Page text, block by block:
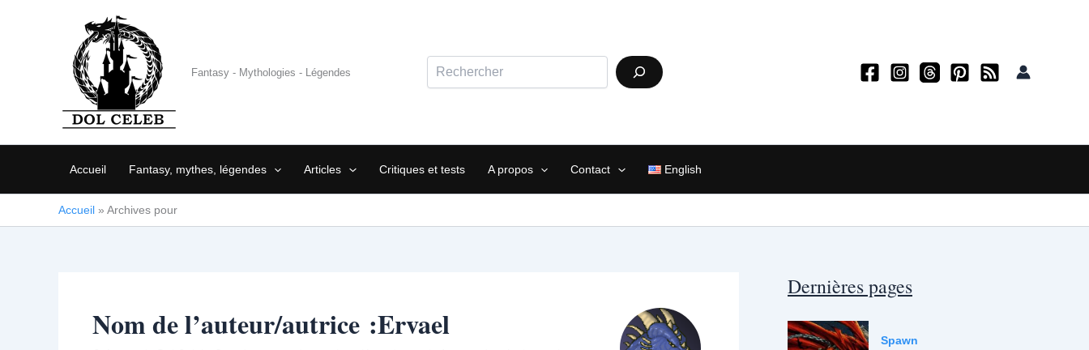
Fantasy - Mythologies - Légendes
Accueil Fantasy, mythes, légendes Articles Critiques et tests A propos Contact English
Accueil » Archives pour
Nom de l’auteur/autrice :Ervael
Dernières pages
Spawn